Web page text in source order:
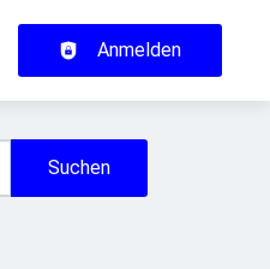
Anmelden
Suchen